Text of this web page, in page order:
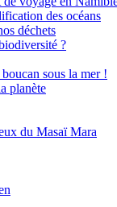
des océans
déchets
?
sous la mer !
planète
du Masaï Mara